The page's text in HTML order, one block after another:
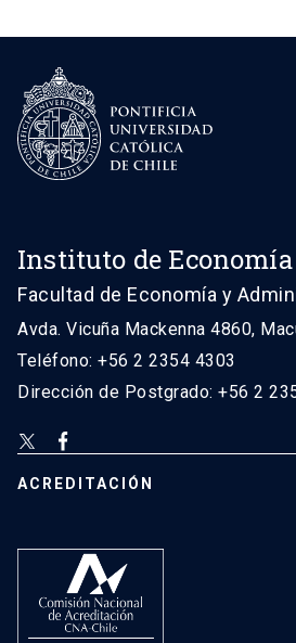
Instituto de Economía
Facultad de Economía y
Avda. Vicuña Mackenna 4860,
Teléfono: +56 2 2354 4303
Dirección de Postgrado: +56 2
ACREDITACIÓN